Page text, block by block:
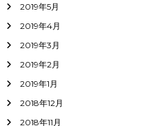
2019年5月
2019年4月
2019年3月
2019年2月
2019年1月
2018年12月
2018年11月